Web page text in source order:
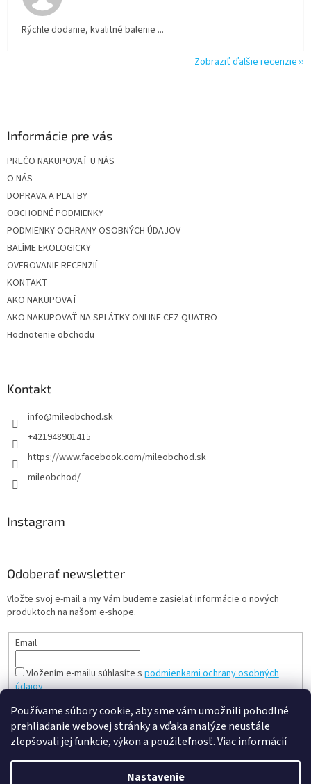
Používame súbory cookie, aby sme vám umožnili pohodlné
prehliadanie webovej stránky a vďaka analýze neustále
zlepšovali jej funkcie, výkon a použiteľnosť.Viac informácií
Nastavenie
Rýchle dodanie, kvalitné balenie ...
Zobraziť ďalšie recenzie
Informácie pre vás
PREČO NAKUPOVAŤ U NÁS
O NÁS
DOPRAVA A PLATBY
OBCHODNÉ PODMIENKY
PODMIENKY OCHRANY OSOBNÝCH ÚDAJOV
BALÍME EKOLOGICKY
OVEROVANIE RECENZIÍ
KONTAKT
AKO NAKUPOVAŤ
AKO NAKUPOVAŤ NA SPLÁTKY ONLINE CEZ QUATRO
Hodnotenie obchodu
Kontakt
info@mileobchod.sk
+421948901415
https://www.facebook.com/mileobchod.sk
mileobchod/
Instagram
Odoberať newsletter
Vložte svoj e-mail a my Vám budeme zasielať informácie o nových
produktoch na našom e-shope.
Email
Vložením e-mailu súhlasíte s podmienkami ochrany osobných
údajov
PRIHLÁSIŤ SA